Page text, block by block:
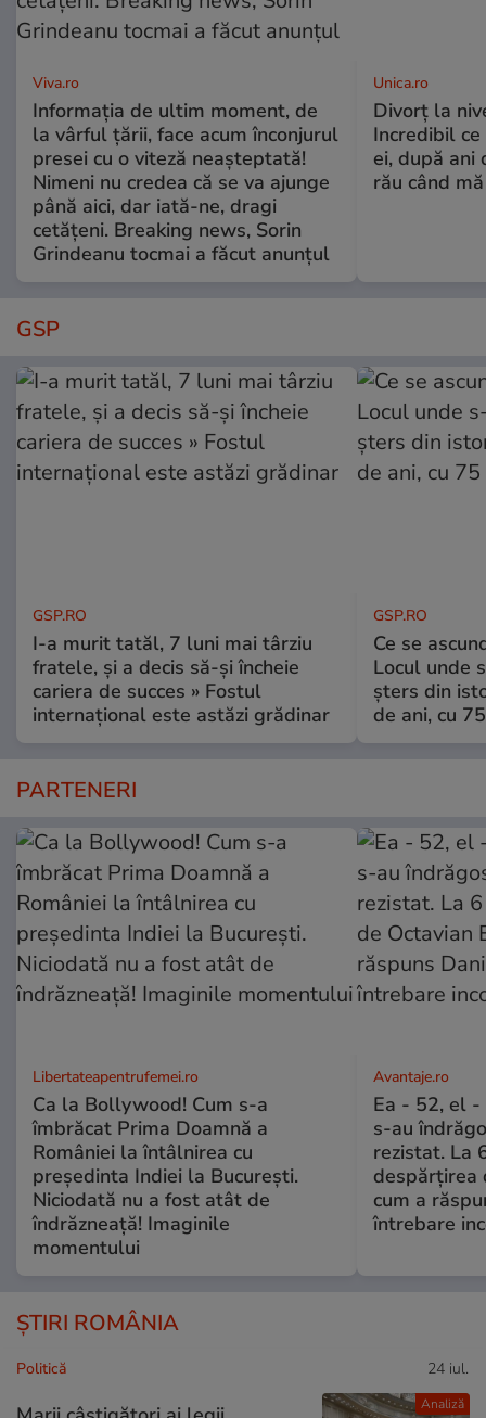
Viva.ro
Informația de ultim moment, de
la vârful țării, face acum înconjurul
presei cu o viteză neașteptată!
Nimeni nu credea că se va ajunge
până aici, dar iată-ne, dragi
cetățeni. Breaking news, Sorin
Grindeanu tocmai a făcut anunțul
Unica.ro
Divorț la
Incredibil
ei, după ani
rău când
GSP
GSP.RO
I-a murit tatăl, 7 luni mai târziu
fratele, și a decis să-și încheie
cariera de succes » Fostul
internațional este astăzi grădinar
GSP.RO
Ce se
Locul unde
șters din
de ani, cu
PARTENERI
Libertateapentrufemei.ro
Ca la Bollywood! Cum s-a
îmbrăcat Prima Doamnă a
României la întâlnirea cu
președinta Indiei la București.
Niciodată nu a fost atât de
îndrăzneață! Imaginile
momentului
Avantaje.ro
Ea - 52, el -
s-au
rezistat. La
despărțirea
cum a
întrebare
ȘTIRI ROMÂNIA
Analiză
Politică 24 iul.